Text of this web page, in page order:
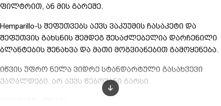
ფილტრით, ან მის გარეშე.
Hemparillo-ს შეფუთვებს აქვს ვაკუუმის ჩასაკეტი და
შეფუთვის გახსნის შემდეგ შესაძლებელია დარჩენილი
ბლანტების შენახვა და მათი მოგვიანებით გამოყენება.
იწვის უფრო ნელა ვიდრე სტანდარტული გასახვევი
ქაღალდები. არ აქვს წებოვანი გარსი.